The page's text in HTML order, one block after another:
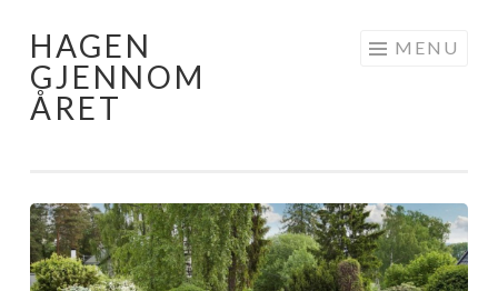
Skip
to
content
HAGEN
GJENNOM
ÅRET
MENU